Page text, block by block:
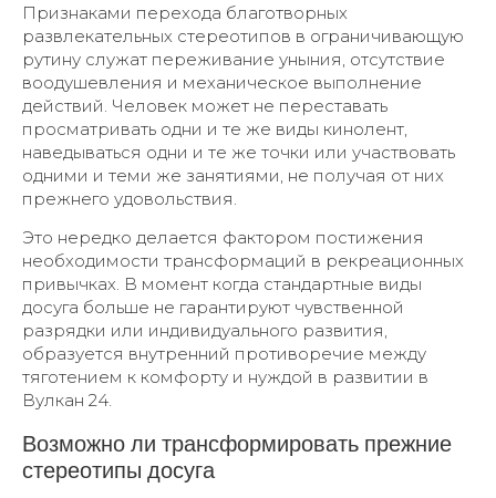
Признаками перехода благотворных
развлекательных стереотипов в ограничивающую
рутину служат переживание уныния, отсутствие
воодушевления и механическое выполнение
действий. Человек может не переставать
просматривать одни и те же виды кинолент,
наведываться одни и те же точки или участвовать
одними и теми же занятиями, не получая от них
прежнего удовольствия.
Это нередко делается фактором постижения
необходимости трансформаций в рекреационных
привычках. В момент когда стандартные виды
досуга больше не гарантируют чувственной
разрядки или индивидуального развития,
образуется внутренний противоречие между
тяготением к комфорту и нуждой в развитии в
Вулкан 24.
Возможно ли трансформировать прежние
стереотипы досуга